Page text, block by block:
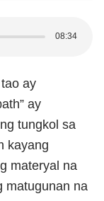
08:34
ay
ay
tungkol sa
kayang
materyal na
matugunan na